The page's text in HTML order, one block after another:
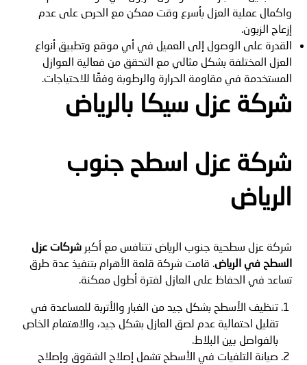
واكمال عملية العزل بأسرع وقت ممكن مع الحرص على عدم
إزعاج الزبون.
القدرة على الوصول إلى العميل في أي موقع وتطبيق أنواع
العزل المختلفة بشكل مثالي مع التحقق من فعالية العوازل
المستخدمة في مقاومة الحرارة والرطوبة وفقًا للاحتياجات.
شركة عزل سيكا بالرياض
شركة عزل اسطح جنوب
الرياض
شركة عزل سطحية جنوب الرياض تتنافس مع أكبر شركات عزل
السطح في الرياض. قامت شركة قلعة الأهرام بتنفيذ عدة طرق
تساعد في الحفاظ على العازل لفترة أطول ممكنة.
تنظيف الأسطح بشكل جيد من الغبار والأتربة للمساعدة في
تقليل احتمالية عدم لصق العازل بشكل جيد، والاهتمام الخاص
بالفواصل بين البلاط.
صيانة التلفيات في الأسطح تشمل إصلاح الشقوق وإصلاح